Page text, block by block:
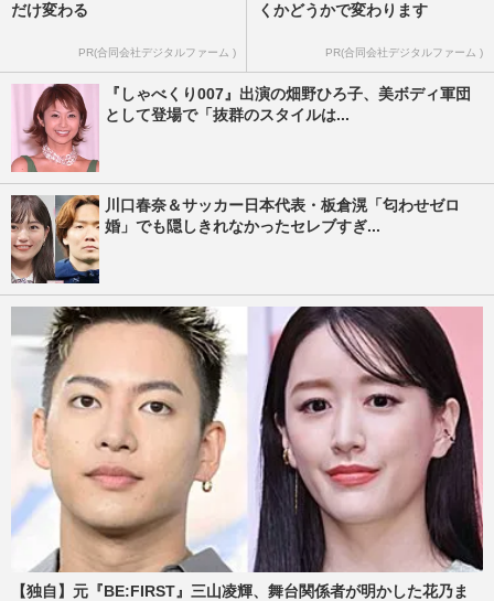
だけ変わる
PR(合同会社デジタルファーム )
くかどうかで変わります
PR(合同会社デジタルファーム )
『しゃべくり007』出演の畑野ひろ子、美ボディ軍団
として登場で「抜群のスタイルは...
川口春奈＆サッカー日本代表・板倉滉「匂わせゼロ
婚」でも隠しきれなかったセレブすぎ...
【独自】元『BE:FIRST』三山凌輝、舞台関係者が明かした花乃ま